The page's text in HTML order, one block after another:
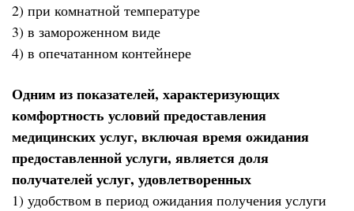
2) при комнатной температуре
3) в замороженном виде
4) в опечатанном контейнере
Одним из показателей, характеризующих
комфортность условий предоставления
медицинских услуг, включая время ожидания
предоставленной услуги, является доля
получателей услуг, удовлетворенных
1) удобством в период ожидания получения услуги